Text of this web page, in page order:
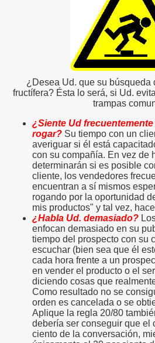
¿Desea Ud. que su búsqueda
fructífera? Ésta lo será, si Ud.
trampas
¿Siente Ud
rogar? Su tiempo con un
averiguar si él está
con su compañía. En vez de
determinarán si es posible
cliente, los vendedores
encuentran a sí mismos
rogando por la oportunidad
mis productos" y tal vez,
¿Habla Ud. demasiado?
enfocan demasiado en su
tiempo del prospecto con su
escuchar (bien sea que él
cada hora frente a un
en vender el producto o el
diciendo cosas que
Como resultado no se
orden es cancelada o se
Aplique la regla 20/80
debería ser conseguir que el
ciento de la conversación,